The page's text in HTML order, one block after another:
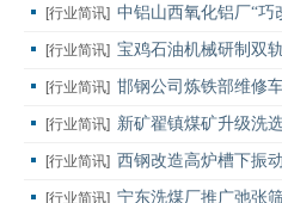
[行业简讯] 中铝山西氧化铝厂“巧
[行业简讯] 宝鸡石油机械研制双
[行业简讯] 邯钢公司炼铁部维修
[行业简讯] 新矿翟镇煤矿升级洗
[行业简讯] 西钢改造高炉槽下振
[行业简讯] 宁东洗煤厂推广弛张